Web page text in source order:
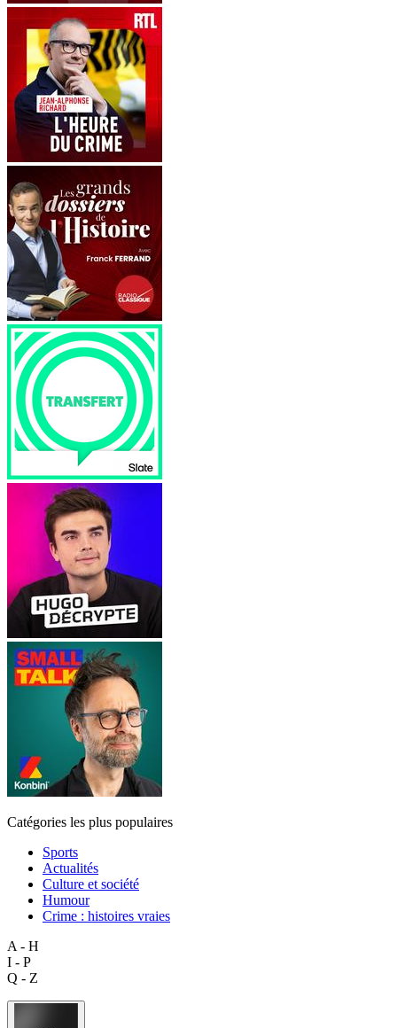
Catégories les plus populaires
Sports
Actualités
Culture et société
Humour
Crime : histoires vraies
A - H
I - P
Q - Z